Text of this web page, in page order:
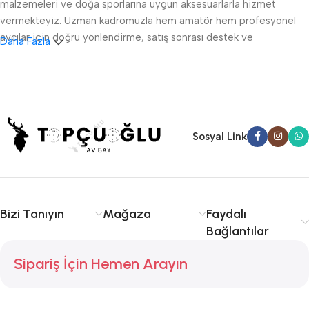
malzemeleri ve doğa sporlarına uygun aksesuarlarla hizmet
vermekteyiz. Uzman kadromuzla hem amatör hem profesyonel
avcılar için doğru yönlendirme, satış sonrası destek ve
sunuyoruz. Avcılıkta kalite, güvenlik ve deneyim için Topçuoğlu
Av sizinle!
Daha Fazla
Sosyal Link
Bizi Tanıyın Mağaza
Faydalı
Bağlantılar
Sipariş İçin Hemen Arayın